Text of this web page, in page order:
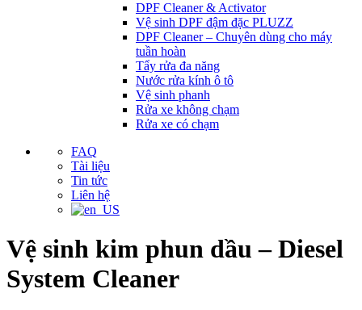
DPF Cleaner & Activator
Vệ sinh DPF đậm đặc PLUZZ
DPF Cleaner – Chuyên dùng cho máy
tuần hoàn
Tẩy rửa đa năng
Nước rửa kính ô tô
Vệ sinh phanh
Rửa xe không chạm
Rửa xe có chạm
FAQ
Tài liệu
Tin tức
Liên hệ
Vệ sinh kim phun dầu – Diesel
System Cleaner